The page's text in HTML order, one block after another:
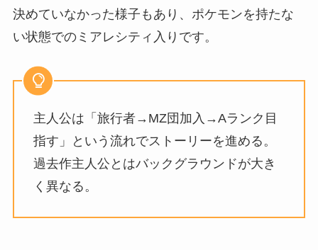
決めていなかった様子もあり、ポケモンを持たな
い状態でのミアレシティ入りです。
主人公は「旅行者→MZ団加入→Aランク目
指す」という流れでストーリーを進める。
過去作主人公とはバックグラウンドが大き
く異なる。